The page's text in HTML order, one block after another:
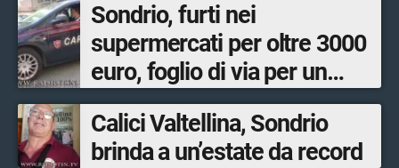
Sondrio, furti nei
supermercati per oltre 3000
euro, foglio di via per un
ventinovenne
Calici Valtellina, Sondrio
brinda a un’estate da record